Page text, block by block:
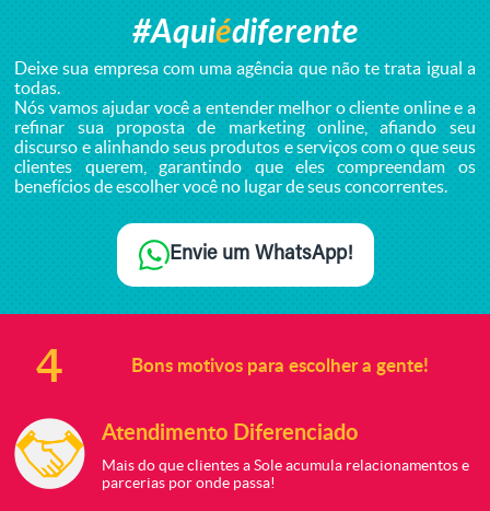
#Aquiédiferente
Deixe sua empresa com uma agência que não te trata igual a
todas.
Nós vamos ajudar você a entender melhor o cliente online e a
refinar sua proposta de marketing online, afiando seu
discurso e alinhando seus produtos e serviços com o que seus
clientes querem, garantindo que eles compreendam os
benefícios de escolher você no lugar de seus concorrentes.
Envie um WhatsApp!
4 Bons motivos para escolhera gente!
Atendimento Diferenciado
Mais do que clientesa Sole acumula relacionamentos e
parcerias por onde passa!